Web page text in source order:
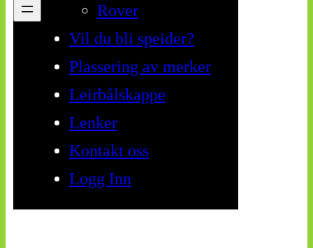
Rover
Vil du bli speider?
Plassering av merker
Leirbålskappe
Lenker
Kontakt oss
Logg Inn